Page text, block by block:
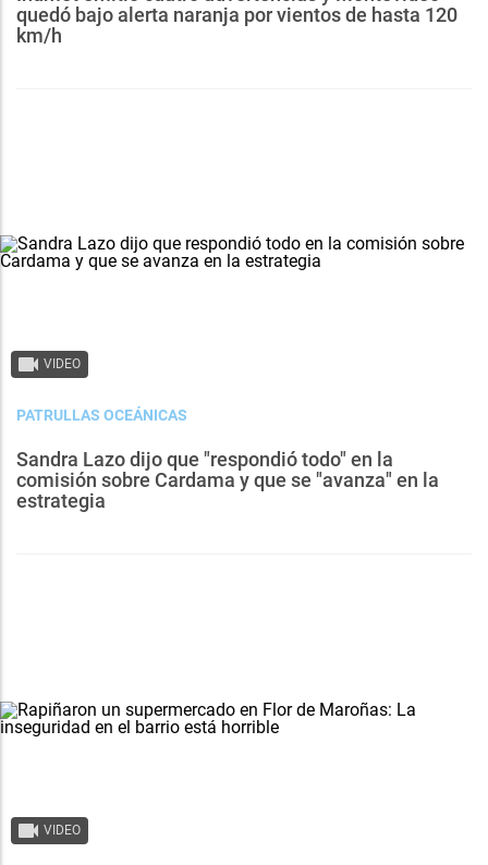
quedó bajo alerta naranja por vientos de hasta 120
km/h
VIDEO
PATRULLAS OCEÁNICAS
Sandra Lazo dijo que "respondió todo" en la
comisión sobre Cardama y que se "avanza" en la
estrategia
VIDEO